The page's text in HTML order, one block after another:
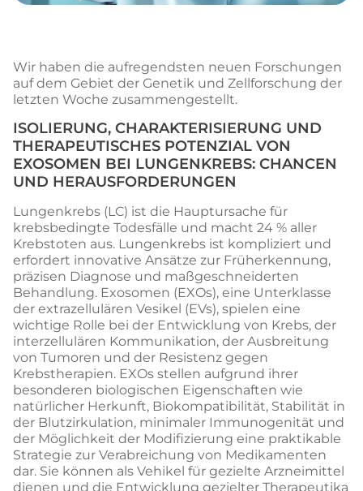
Wir haben die aufregendsten neuen Forschungen
auf dem Gebiet der Genetik und Zellforschung der
letzten Woche zusammengestellt.
ISOLIERUNG, CHARAKTERISIERUNG UND
THERAPEUTISCHES POTENZIAL VON
EXOSOMEN BEI LUNGENKREBS: CHANCEN
UND HERAUSFORDERUNGEN
Lungenkrebs (LC) ist die Hauptursache für
krebsbedingte Todesfälle und macht 24 % aller
Krebstoten aus. Lungenkrebs ist kompliziert und
erfordert innovative Ansätze zur Früherkennung,
präzisen Diagnose und maßgeschneiderten
Behandlung. Exosomen (EXOs), eine Unterklasse
der extrazellulären Vesikel (EVs), spielen eine
wichtige Rolle bei der Entwicklung von Krebs, der
interzellulären Kommunikation, der Ausbreitung
von Tumoren und der Resistenz gegen
Krebstherapien. EXOs stellen aufgrund ihrer
besonderen biologischen Eigenschaften wie
natürlicher Herkunft, Biokompatibilität, Stabilität in
der Blutzirkulation, minimaler Immunogenität und
der Möglichkeit der Modifizierung eine praktikable
Strategie zur Verabreichung von Medikamenten
dar. Sie können als Vehikel für gezielte Arzneimittel
dienen und die Entwicklung gezielter Therapeutika